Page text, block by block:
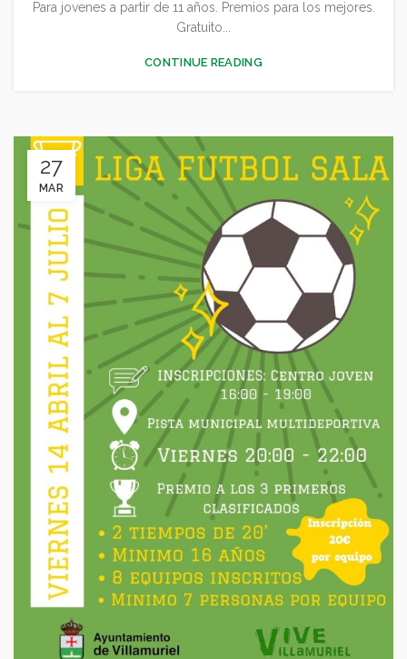
Para jovenes a partir de 11 años. Premios para los mejores.
Gratuito...
CONTINUE READING
27
MAR